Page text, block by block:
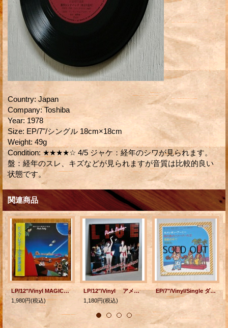
Country: Japan
Company: Toshiba
Year: 1978
Size: EP/7"/シングル 18cm×18cm
Weight: 49g
Condition: ★★★★☆ 4/5 ジャケ：経年のシワが見られます。
盤：経年のスレ、キズなどが見られますが音質は比較的良い
状態です。
関連商品
LP/12"/Vinyl MAGICAL MUSIC TOUR ピンクレディーの不思議な旅 ピンク・レディー (1979) Victor 帯/歌詞カード付
1,980円(税込)
LP/12"/Vinyl アメリカ！アメリカ！アメリカ！ ピンク・レディー (1978) ‎ライナー、P4写真集付 ‎
1,180円(税込)
EP/7"/Vinyl/Single ダンス教材（運動会用） カメレオン・アーミー/南の島のハメハメハ大王/季節の中で/草競馬 編曲： 松山祐士、久石譲 監修・振付 睦哲也 (1979) Toshiba Records